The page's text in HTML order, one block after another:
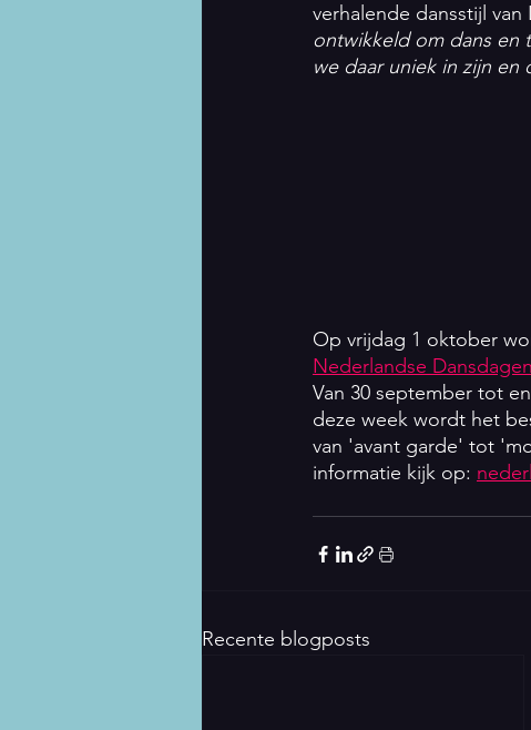
verhalende dansstijl
ontwikkeld om dans en
we daar uniek in zijn en
Op vrijdag 1 oktober
Nederlandse
Van 30 september tot
deze week wordt het
van 'avant garde' tot
informatie kijk op:
Recente blogposts